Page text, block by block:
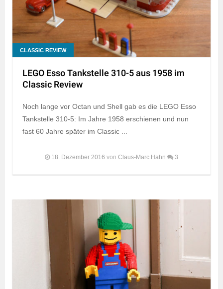
CLASSIC REVIEW
LEGO Esso Tankstelle 310-5 aus 1958 im
Classic Review
Noch lange vor Octan und Shell gab es die LEGO Esso
Tankstelle 310-5: Im Jahre 1958 erschienen und nun
fast 60 Jahre später im Classic ...
18. Dezember 2016 von Claus-Marc Hahn 3